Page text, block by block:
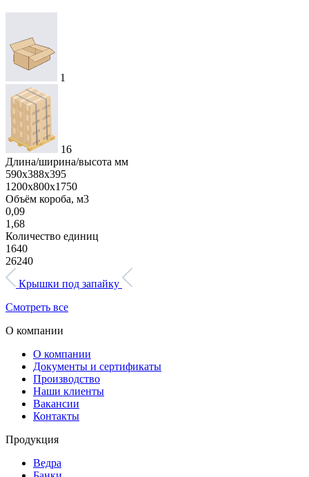
1
16
Длина/ширина/высота мм
590х388х395
1200х800х1750
Объём короба, м3
0,09
1,68
Количество единиц
1640
26240
Крышки под запайку
Смотреть все
О компании
О компании
Документы и сертификаты
Производство
Наши клиенты
Вакансии
Контакты
Продукция
Ведра